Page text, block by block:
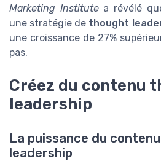
Marketing Institutea révélé
une stratégie de thought
une croissance de 27%
pas.
Créez du contenu
leadership
La puissance du
leadership